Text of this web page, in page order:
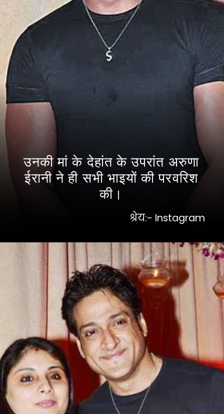
श्रेय:- Instagram
उनकी मां के देहांत के उपरांत अरुणा
ईरानी ने ही सभी भाइयों की परवरिश
की।